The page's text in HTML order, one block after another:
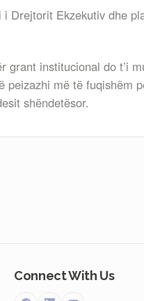
Drejtorit Ekzekutiv dhe
institucional do t’i
peizazhi më të fuqishëm
shëndetësor.
Connect With Us